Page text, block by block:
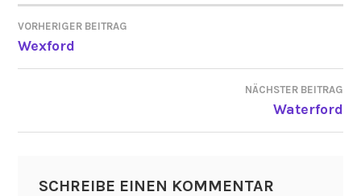
BEITRAGSNAVIGATION
VORHERIGER BEITRAG
Wexford
NÄCHSTER BEITRAG
Waterford
SCHREIBE EINEN KOMMENTAR